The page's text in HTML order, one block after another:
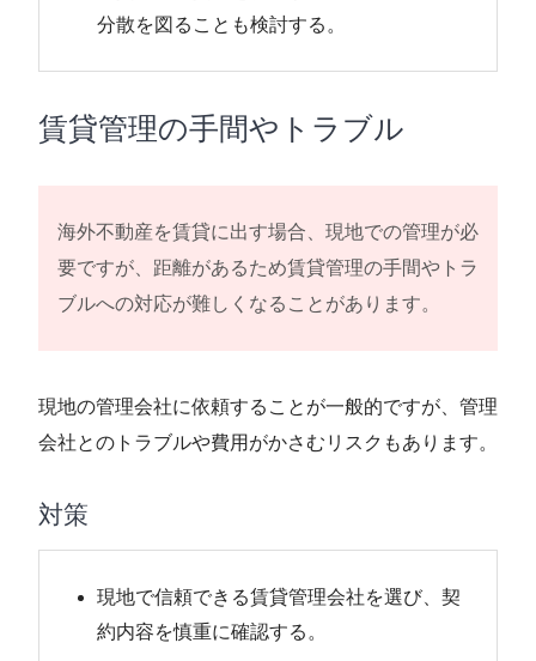
分散を図ることも検討する。
賃貸管理の手間やトラブル
海外不動産を賃貸に出す場合、現地での管理が必
要ですが、距離があるため賃貸管理の手間やトラ
ブルへの対応が難しくなることがあります。
現地の管理会社に依頼することが一般的ですが、管理
会社とのトラブルや費用がかさむリスクもあります。
対策
現地で信頼できる賃貸管理会社を選び、契
約内容を慎重に確認する。